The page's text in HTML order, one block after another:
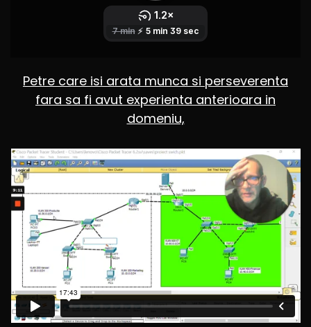
Petre care isi arata munca si perseverenta
fara sa fi avut experienta anterioara in
domeniu,